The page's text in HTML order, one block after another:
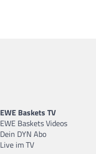
EWE Baskets TV
EWE Baskets Videos
Dein DYN Abo
Live im TV